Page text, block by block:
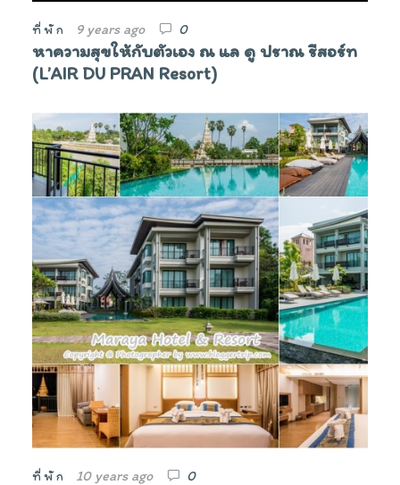
ที่พัก 9 years ago 0
หาความสุขให้กับตัวเอง ณ แล ดู ปราณ รีสอร์ท
(L’AIR DU PRAN Resort)
ที่พัก 10 years ago 0